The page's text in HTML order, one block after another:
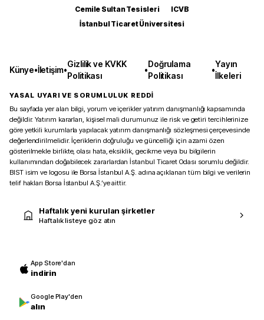
Cemile Sultan Tesisleri
ICVB
İstanbul Ticaret Üniversitesi
Künye•İletişim•
Gizlilik ve KVKK
Politikası
•
Doğrulama
Politikası
•
Yayın
İlkeleri
YASAL UYARI VE SORUMLULUK REDDİ
Bu sayfada yer alan bilgi, yorum ve içerikler yatırım danışmanlığı kapsamında
değildir. Yatırım kararları, kişisel mali durumunuz ile risk ve getiri tercihlerinize
göre yetkili kurumlarla yapılacak yatırım danışmanlığı sözleşmesi çerçevesinde
değerlendirilmelidir. İçeriklerin doğruluğu ve güncelliği için azami özen
gösterilmekle birlikte, olası hata, eksiklik, gecikme veya bu bilgilerin
kullanımından doğabilecek zararlardan İstanbul Ticaret Odası sorumlu değildir.
BIST isim ve logosu ile Borsa İstanbul A.Ş. adına açıklanan tüm bilgi ve verilerin
telif hakları Borsa İstanbul A.Ş.’ye aittir.
Haftalık yeni kurulan şirketler
Haftalık listeye göz atın
App Store'dan
indirin
Google Play'den
alın